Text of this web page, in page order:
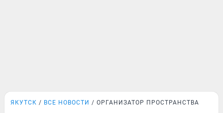
ЯКУТСК ВСЕ НОВОСТИ ОРГАНИЗАТОР ПРОСТРАНСТВА